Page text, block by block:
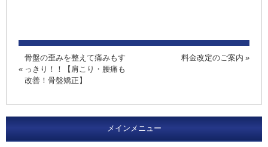
骨盤の歪みを整えて痛みもす
っきり！！【肩こり・腰痛も
改善！骨盤矯正】
料金改定のご案内
メインメニュー